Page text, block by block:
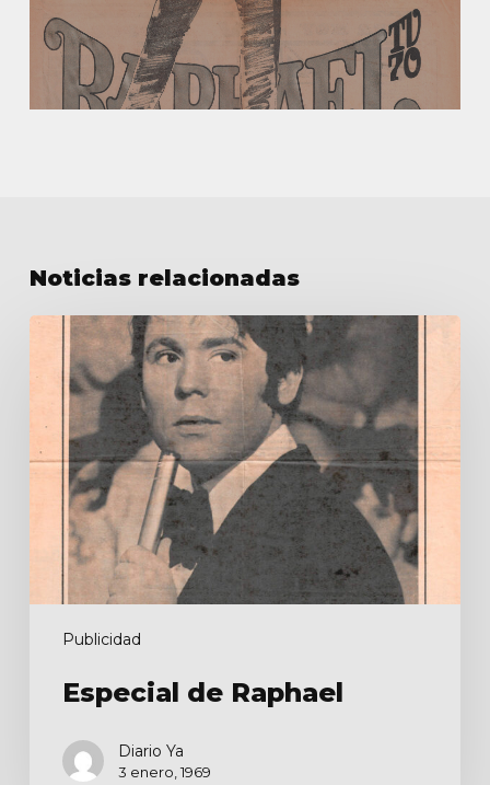
Noticias relacionadas
Publicidad
Especial
Raphael
Especial de Raphael
Diario Ya
3 enero, 1969